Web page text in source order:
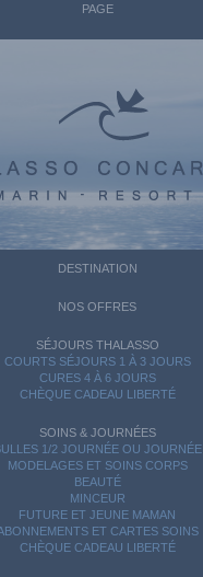
PAGE
DESTINATION
NOS OFFRES
SÉJOURS THALASSO
COURTS SÉJOURS 1 À 3 JOURS
CURES 4 À 6 JOURS
CHÈQUE CADEAU LIBERTÉ
SOINS & JOURNÉES
1/2 JOURNÉE OU JOURNÉE
MODELAGES ET SOINS CORPS
BEAUTÉ
MINCEUR
FUTURE ET JEUNE MAMAN
ET CARTES SOINS
CHÈQUE CADEAU LIBERTÉ